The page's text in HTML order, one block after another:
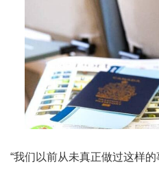
“我们以前从未真正做过这样